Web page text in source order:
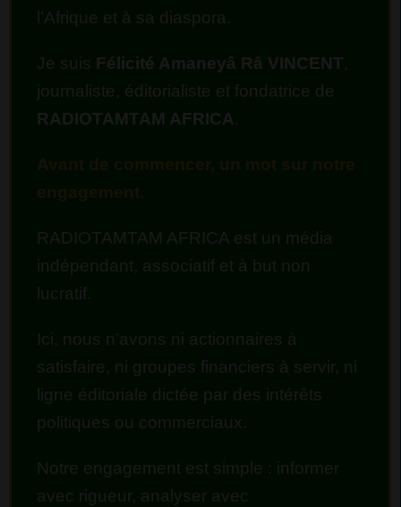
l’Afrique et à sa diaspora.
Je suis Félicité Amaneyâ Râ VINCENT,
journaliste, éditorialiste et fondatrice de
RADIOTAMTAM AFRICA.
RADIOTAMTAM AFRICA est un média
indépendant, associatif et à but non
lucratif.
Ici, nous n’avons ni actionnaires à
satisfaire, ni groupes financiers à servir, ni
ligne éditoriale dictée par des intérêts
politiques ou commerciaux.
Notre engagement est simple : informer
avec rigueur, analyser avec